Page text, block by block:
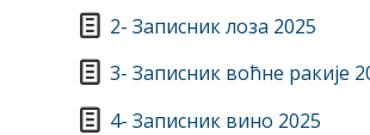
2- Записник лоза 2025
3- Записник воћне ракије
4- Записник вино 2025